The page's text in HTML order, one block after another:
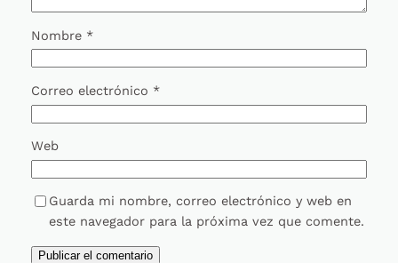
Nombre *
Correo electrónico *
Web
Guarda mi nombre, correo electrónico y web en
este navegador para la próxima vez que comente.